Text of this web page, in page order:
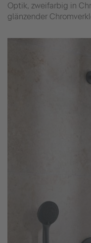
Optik, zweifarbig in
glänzender